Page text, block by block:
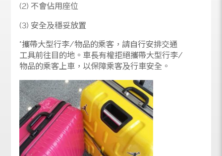
(1) 不會阻塞通道
(2) 不會佔用座位
(3) 安全及穩妥放置
*攜帶大型行李/物品的乘客，請自行安排交通
工具前往目的地。車長有權拒絕攜帶大型行李/
物品的乘客上車，以保障乘客及行車安全。